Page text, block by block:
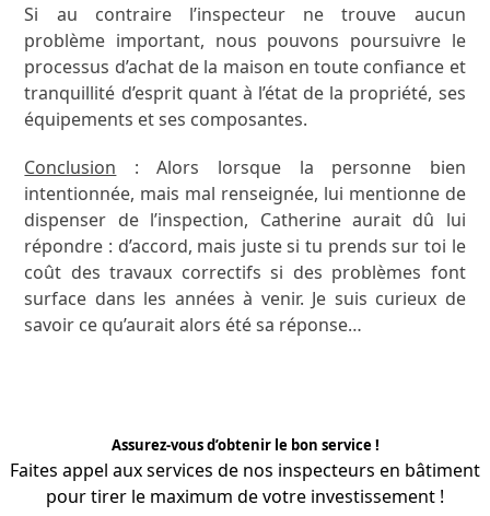
Si au contraire l’inspecteur ne trouve aucun
problème important, nous pouvons poursuivre le
processus d’achat de la maison en toute confiance et
tranquillité d’esprit quant à l’état de la propriété, ses
équipements et ses composantes.
Conclusion : Alors lorsque la personne bien
intentionnée, mais mal renseignée, lui mentionne de
dispenser de l’inspection, Catherine aurait dû lui
répondre : d’accord, mais juste si tu prends sur toi le
coût des travaux correctifs si des problèmes font
surface dans les années à venir. Je suis curieux de
savoir ce qu’aurait alors été sa réponse…
Assurez-vous d’obtenir le bon service !
Faites appel aux services de nos inspecteurs en bâtiment
pour tirer le maximum de votre investissement !